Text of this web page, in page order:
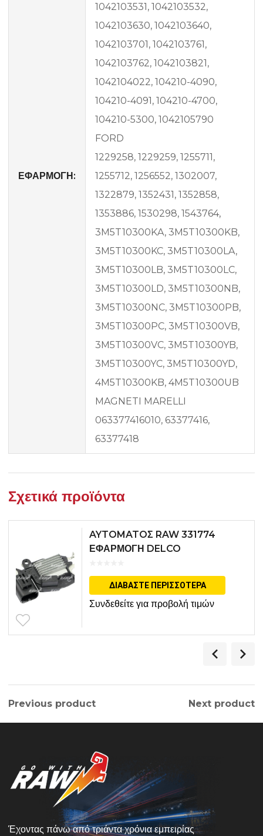
ΕΦΑΡΜΟΓΗ:
1042103531, 1042103532,
1042103630, 1042103640,
1042103701, 1042103761,
1042103762, 1042103821,
1042104022, 104210-4090,
104210-4091, 104210-4700,
104210-5300, 1042105790
FORD
1229258, 1229259, 1255711,
1255712, 1256552, 1302007,
1322879, 1352431, 1352858,
1353886, 1530298, 1543764,
3M5T10300KA, 3M5T10300KB,
3M5T10300KC, 3M5T10300LA,
3M5T10300LB, 3M5T10300LC,
3M5T10300LD, 3M5T10300NB,
3M5T10300NC, 3M5T10300PB,
3M5T10300PC, 3M5T10300VB,
3M5T10300VC, 3M5T10300YB,
3M5T10300YC, 3M5T10300YD,
4M5T10300KB, 4M5T10300UB
MAGNETI MARELLI
063377416010, 63377416,
63377418
Σχετικά προϊόντα
AYTOMATOΣ RAW 331774
ΕΦΑΡΜΟΓΗ DELCO
ΔΙΑΒΆΣΤΕ ΠΕΡΙΣΣΌΤΕΡΑ
Συνδεθείτε για προβολή τιμών
Previous product Next product
Έχοντας πάνω από τριάντα χρόνια εμπειρίας